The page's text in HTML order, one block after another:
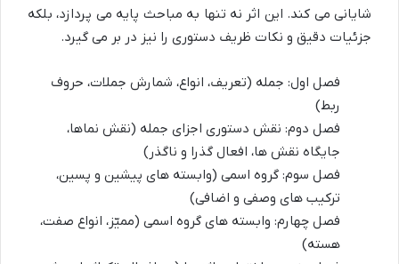
شایانی می کند. این اثر نه تنها به مباحث پایه می پردازد، بلکه
جزئیات دقیق و نکات ظریف دستوری را نیز در بر می گیرد.
فصل اول: جمله (تعریف، انواع، شمارش جملات، حروف
ربط)
فصل دوم: نقش دستوری اجزای جمله (نقش نماها،
جایگاه نقش ها، افعال گذرا و ناگذر)
فصل سوم: گروه اسمی (وابسته های پیشین و پسین،
ترکیب های وصفی و اضافی)
فصل چهارم: وابسته های گروه اسمی (ممیّز، انواع صفت،
هسته)